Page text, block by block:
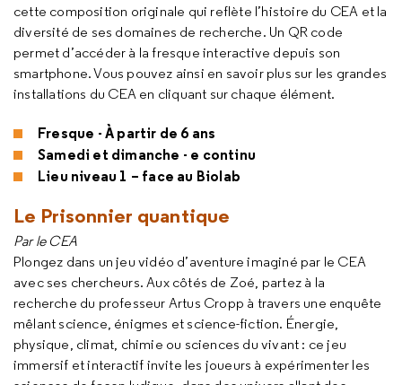
cette composition originale qui reflète l’histoire du CEA et la
diversité de ses domaines de recherche. Un QR code
permet d’accéder à la fresque interactive depuis son
smartphone. Vous pouvez ainsi en savoir plus sur les grandes
installations du CEA en cliquant sur chaque élément.
Fresque - À partir de 6 ans
Samedi et dimanche - e continu
Lieu niveau 1 – face au Biolab
Le Prisonnier quantique
Par le CEA
Plongez dans un jeu vidéo d’aventure imaginé par le CEA
avec ses chercheurs. Aux côtés de Zoé, partez à la
recherche du professeur Artus Cropp à travers une enquête
mêlant science, énigmes et science-fiction. Énergie,
physique, climat, chimie ou sciences du vivant : ce jeu
immersif et interactif invite les joueurs à expérimenter les